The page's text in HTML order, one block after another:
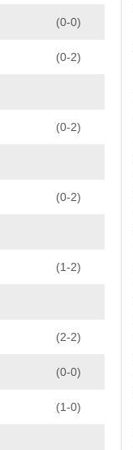
(0-0)
(0-2)
(0-2)
(0-2)
(1-2)
(2-2)
(0-0)
(1-0)